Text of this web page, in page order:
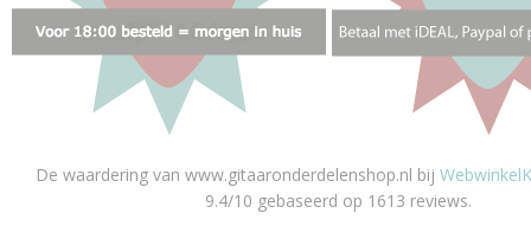
De waardering van www.gitaaronderdelenshop.nl bij
9.4/10 gebaseerd op 1613 reviews.